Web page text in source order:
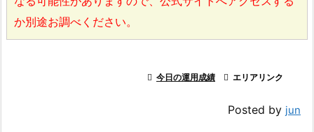
か別途お調べください。
 今日の運用成績  エリアリンク
Posted by jun